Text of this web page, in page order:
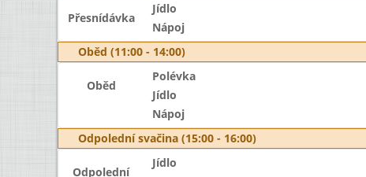
Přesnídávka
Jídlo
Nápoj
Oběd (11:00 - 14:00)
Oběd
Polévka
Jídlo
Nápoj
Odpolední svačina (15:00 - 16:00)
Odpolední
Jídlo